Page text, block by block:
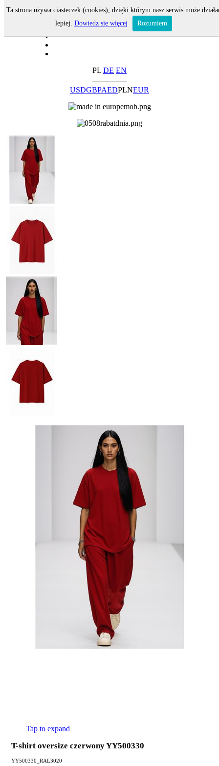
PL DE EN
USDGBPAEDPLNEUR
Tap to expand
T-shirt oversize czerwony YY500330
YY500330_RAL3020
Ta strona używa ciasteczek (cookies), dzięki którym nasz serwis może
lepiej. Dowiedz się więcej Rozumiem